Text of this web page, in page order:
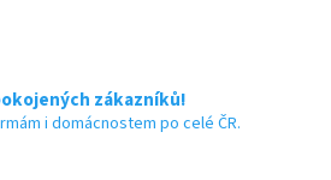
zákazníků!
i domácnostem po celé ČR.